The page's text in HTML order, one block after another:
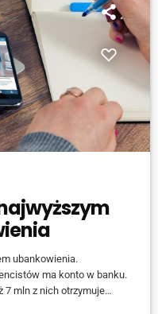
ubankowienia.
ma konto w banku.
7 mln z nich otrzymuje
ubankowienia emerytów w